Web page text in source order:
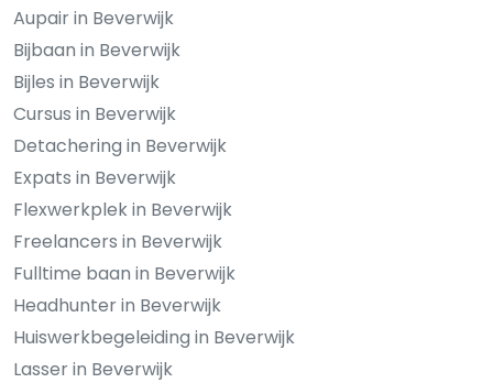
Aupair in Beverwijk
Bijbaan in Beverwijk
Bijles in Beverwijk
Cursus in Beverwijk
Detachering in Beverwijk
Expats in Beverwijk
Flexwerkplek in Beverwijk
Freelancers in Beverwijk
Fulltime baan in Beverwijk
Headhunter in Beverwijk
Huiswerkbegeleiding in Beverwijk
Lasser in Beverwijk